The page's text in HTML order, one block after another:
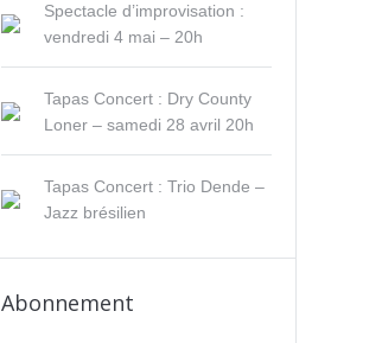
Spectacle d’improvisation :
vendredi 4 mai – 20h
Tapas Concert : Dry County
Loner – samedi 28 avril 20h
Tapas Concert : Trio Dende –
Jazz brésilien
Abonnement